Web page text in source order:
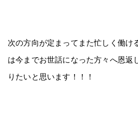
次の方向が定まってまた忙しく働け
は今までお世話になった方々へ恩返
りたいと思います！！！